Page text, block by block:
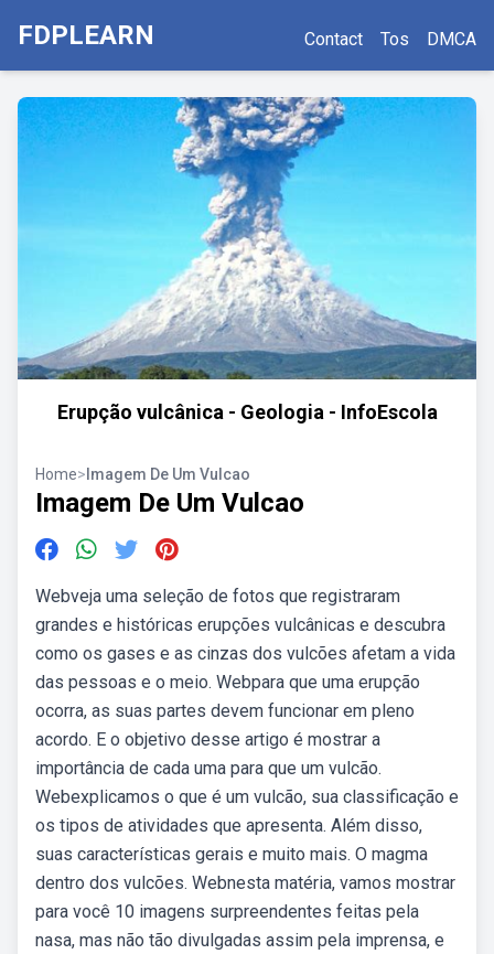
FDPLEARN Contact Tos DMCA
Erupção vulcânica - Geologia - InfoEscola
Home> Imagem De Um Vulcao
Imagem De Um Vulcao
Webveja uma seleção de fotos que registraram
grandes e históricas erupções vulcânicas e descubra
como os gases e as cinzas dos vulcões afetam a vida
das pessoas e o meio. Webpara que uma erupção
ocorra, as suas partes devem funcionar em pleno
acordo. E o objetivo desse artigo é mostrar a
importância de cada uma para que um vulcão.
Webexplicamos o que é um vulcão, sua classificação e
os tipos de atividades que apresenta. Além disso,
suas características gerais e muito mais. O magma
dentro dos vulcões. Webnesta matéria, vamos mostrar
para você 10 imagens surpreendentes feitas pela
nasa, mas não tão divulgadas assim pela imprensa, e